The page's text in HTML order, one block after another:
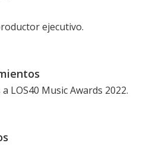
ejecutivo.
LOS40 Music Awards 2022.